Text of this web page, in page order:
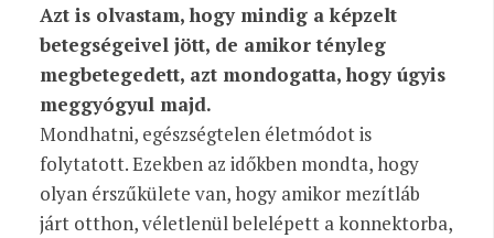
Azt is olvastam, hogy mindig a képzelt
betegségeivel jött, de amikor tényleg
megbetegedett, azt mondogatta, hogy úgyis
meggyógyul majd.
Mondhatni, egészségtelen életmódot is
folytatott. Ezekben az időkben mondta, hogy
olyan érszűkülete van, hogy amikor mezítláb
járt otthon, véletlenül belelépett a konnektorba,